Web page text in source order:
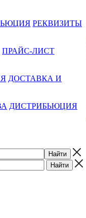
РЕКВИЗИТЫ
ПРАЙС-ЛИСТ
ДОСТАВКА И
ДИСТРИБЬЮЦИЯ